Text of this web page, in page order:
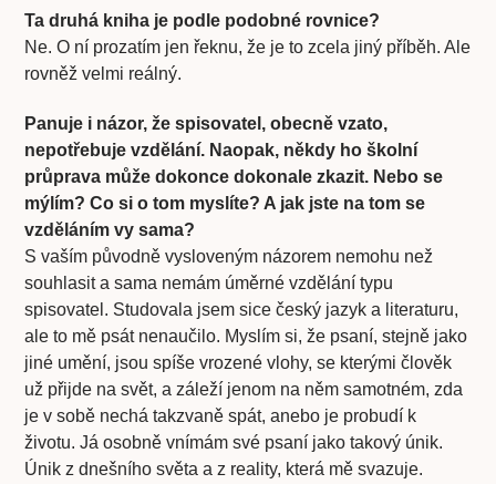
Ta druhá kniha je podle podobné rovnice?
Ne. O ní prozatím jen řeknu, že je to zcela jiný příběh. Ale
rovněž velmi reálný.
Panuje i názor, že spisovatel, obecně vzato,
nepotřebuje vzdělání. Naopak, někdy ho školní
průprava může dokonce dokonale zkazit. Nebo se
mýlím? Co si o tom myslíte? A jak jste na tom se
vzděláním vy sama?
S vaším původně vysloveným názorem nemohu než
souhlasit a sama nemám úměrné vzdělání typu
spisovatel. Studovala jsem sice český jazyk a literaturu,
ale to mě psát nenaučilo. Myslím si, že psaní, stejně jako
jiné umění, jsou spíše vrozené vlohy, se kterými člověk
už přijde na svět, a záleží jenom na něm samotném, zda
je v sobě nechá takzvaně spát, anebo je probudí k
životu. Já osobně vnímám své psaní jako takový únik.
Únik z dnešního světa a z reality, která mě svazuje.